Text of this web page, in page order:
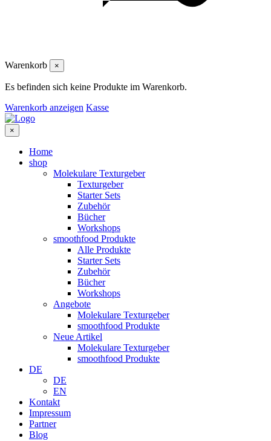
Warenkorb ×
Es befinden sich keine Produkte im Warenkorb.
Warenkorb anzeigen Kasse
×
Home
shop
Molekulare Texturgeber
Texturgeber
Starter Sets
Zubehör
Bücher
Workshops
smoothfood Produkte
Alle Produkte
Starter Sets
Zubehör
Bücher
Workshops
Angebote
Molekulare Texturgeber
smoothfood Produkte
Neue Artikel
Molekulare Texturgeber
smoothfood Produkte
DE
DE
EN
Kontakt
Impressum
Partner
Blog